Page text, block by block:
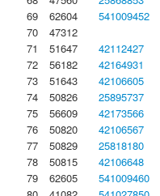
69
62604 541009452
70
47312
71
51647 42112427
72
56182 42164931
73
51643 42106605
74
50826 25895737
75
56609 42173566
76
50820 42106567
77
50829 25818180
78
50815 42106648
79
62605 541009460